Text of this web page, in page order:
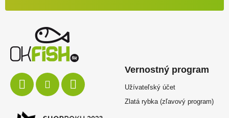
Vernostný program
Užívateľský účet
Zlatá rybka (zľavový program)